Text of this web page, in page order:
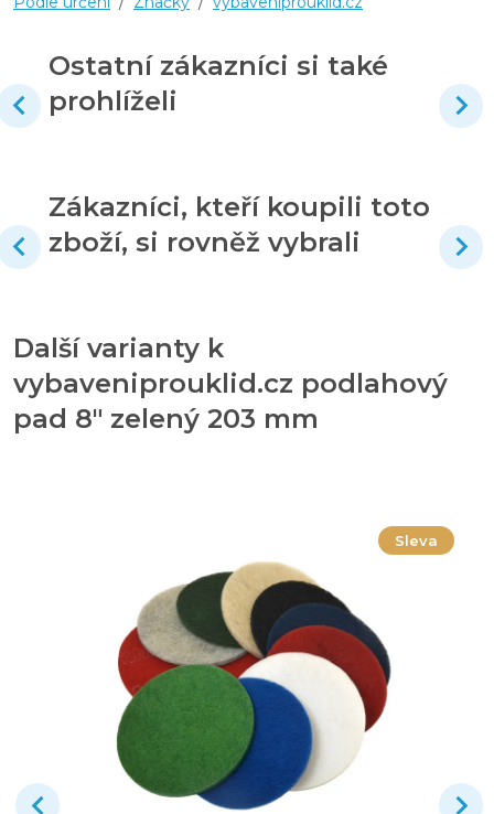
Ostatní zákazníci si také
prohlíželi
Zákazníci, kteří koupili toto
zboží, si rovněž vybrali
Další varianty k
vybaveniprouklid.cz podlahový
pad 8" zelený 203 mm
Sleva